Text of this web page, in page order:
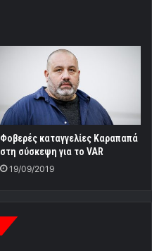
Φοβερές καταγγελίες Καραπαπά
στη σύσκεψη για το VAR
19/09/2019